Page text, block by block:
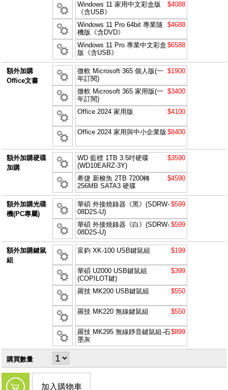
Windows 11 家用中文彩盒版
《含USB》
$4088
Windows 11 Pro 64bit 專業隨
機版《含DVD》
$4688
Windows 11 Pro 專業中文彩盒
版《含USB》
$6588
額外加購
Office文書
微軟 Microsoft 365 個人版(一
年訂閱)
$1900
微軟 Microsoft 365 家用版(一
年訂閱)
$3400
Office 2024 家用版 $4100
Office 2024 家用與中小企業版 $8400
額外加購硬碟
加購
WD 藍標 1TB 3.5吋硬碟
(WD10EARZ-3Y)
$3590
希捷 新梭魚 2TB 7200轉
256MB SATA3 硬碟
$4590
額外加購光碟
機(PC專屬)
華碩 外接燒錄器《黑》(SDRW-
08D2S-U)
$599
華碩 外接燒錄器《白》(SDRW-
08D2S-U)
$599
額外加購鍵鼠
組
富鈞 XK-100 USB鍵鼠組 $199
華碩 U2000 USB鍵鼠組
(COPILOT鍵)
$399
羅技 MK200 USB鍵鼠組 $550
羅技 MK220 無線鍵鼠組 $550
羅技 MK295 無線靜音鍵鼠組-石
墨灰
$899
購買數量
加入購物車